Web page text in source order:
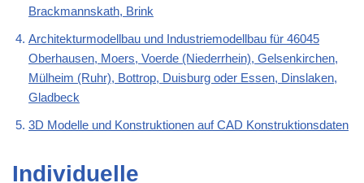
Brackmannskath, Brink
Architekturmodellbau und Industriemodellbau für 46045
Oberhausen, Moers, Voerde (Niederrhein), Gelsenkirchen,
Mülheim (Ruhr), Bottrop, Duisburg oder Essen, Dinslaken,
Gladbeck
3D Modelle und Konstruktionen auf CAD Konstruktionsdaten
Individuelle